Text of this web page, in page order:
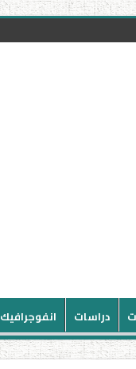
دراسات انفوجرافيك